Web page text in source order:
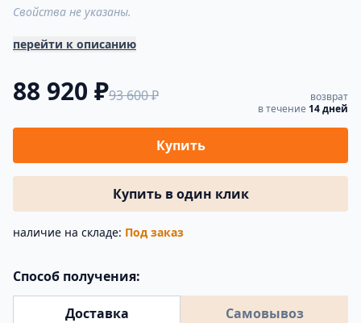
Свойства не указаны.
перейти к описанию
88 920 ₽93 600 ₽
возврат
в течение 14 дней
Купить
Купить в один клик
наличие на складе: Под заказ
Способ получения:
Доставка Самовывоз